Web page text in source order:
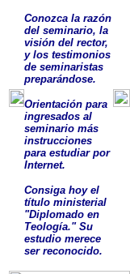
Conozca la razón
del seminario, la
visión del rector,
y los testimonios
de seminaristas
preparándose.
Orientación para
ingresados al
seminario más
instrucciones
para estudiar por
Internet.
Consiga hoy el
título ministerial
"Diplomado en
Teología."Su
estudio merece
serreconocido.